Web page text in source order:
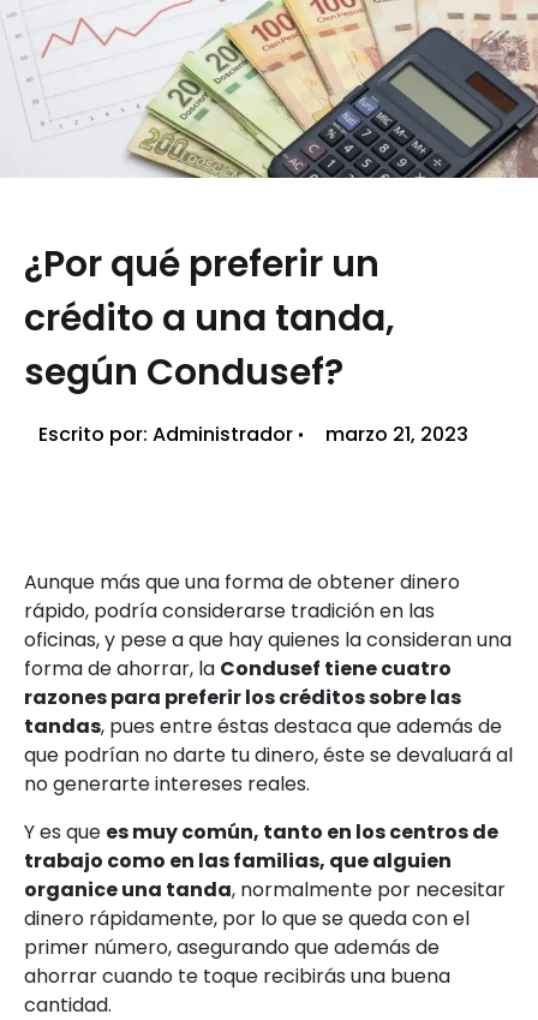
¿Por qué preferir un
crédito a una tanda,
según Condusef?
Escrito por: Administrador marzo 21, 2023
Aunque más que una forma de obtener dinero
rápido, podría considerarse tradición en las
oficinas, y pese a que hay quienes la consideran una
forma de ahorrar, la Condusef tiene cuatro
razones para preferir los créditos sobre las
tandas, pues entre éstas destaca que además de
que podrían no darte tu dinero, éste se devaluará al
no generarte intereses reales.
Y es que es muy común, tanto en los centros de
trabajo como en las familias, que alguien
organice una tanda, normalmente por necesitar
dinero rápidamente, por lo que se queda con el
primer número, asegurando que además de
ahorrar cuando te toque recibirás una buena
cantidad.